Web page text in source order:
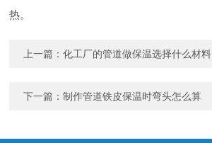
热。
上一篇：化工厂的管道做保温选择什么材料
下一篇：制作管道铁皮保温时弯头怎么算